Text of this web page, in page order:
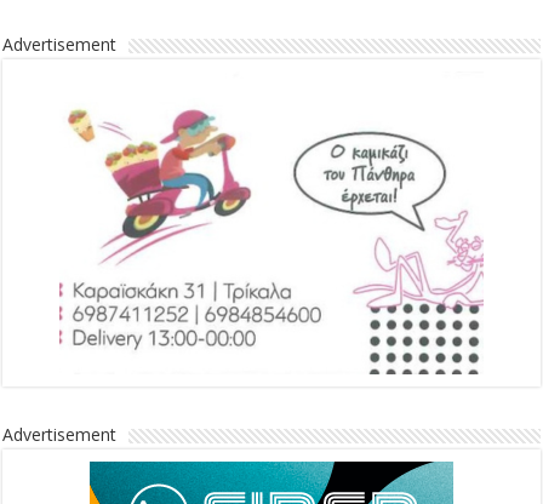
Advertisement
Advertisement